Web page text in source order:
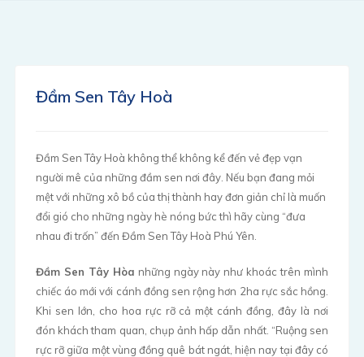
Đầm Sen Tây Hoà
Đầm Sen Tây Hoà không thể không kể đến vẻ đẹp vạn
người mê của những đầm sen nơi đây. Nếu bạn đang mỏi
mệt với những xô bồ của thị thành hay đơn giản chỉ là muốn
đổi gió cho những ngày hè nóng bức thì hãy cùng “đưa
nhau đi trốn” đến Đầm Sen Tây Hoà Phú Yên.
Đầm Sen Tây Hòa những ngày này như khoác trên mình
chiếc áo mới với cánh đồng sen rộng hơn 2ha rực sắc hồng.
Khi sen lớn, cho hoa rực rỡ cả một cánh đồng, đây là nơi
đón khách tham quan, chụp ảnh hấp dẫn nhất. “Ruộng sen
rực rỡ giữa một vùng đồng quê bát ngát, hiện nay tại đây có